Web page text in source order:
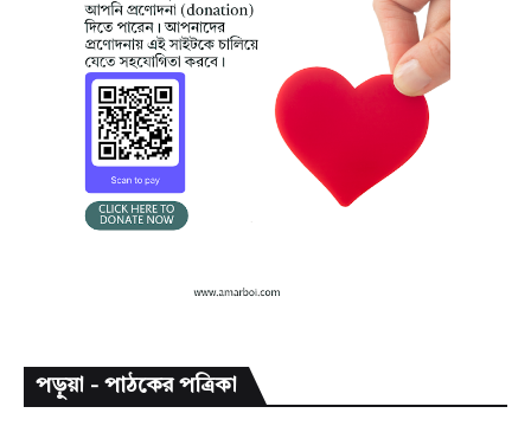
পড়ুয়া - পাঠকের পত্রিকা